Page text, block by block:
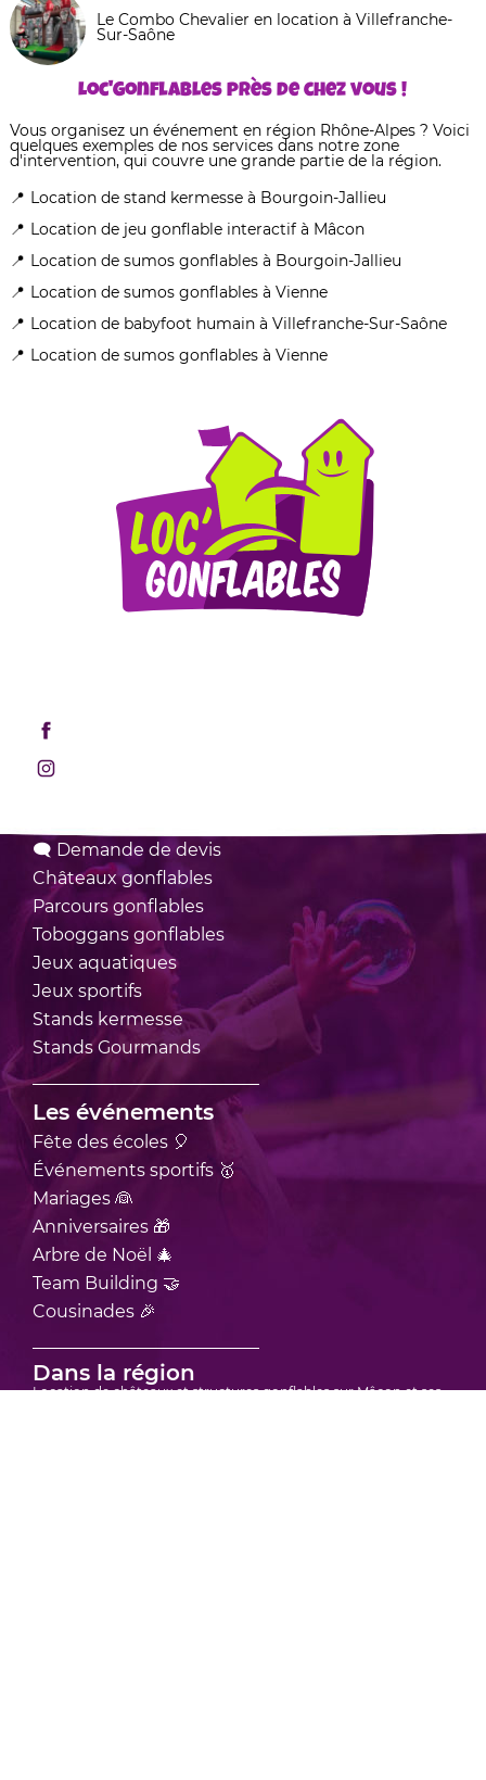
Le Combo Chevalier en location à Villefranche-
Sur-Saône
Loc'Gonflables près de chez vous !
Vous organisez un événement en région Rhône-Alpes ? Voici
quelques exemples de nos services dans notre zone
d'intervention, qui couvre une grande partie de la région.
Location de stand kermesse à Bourgoin-Jallieu
Location de jeu gonflable interactif à Mâcon
Location de sumos gonflables à Bourgoin-Jallieu
Location de sumos gonflables à Vienne
Location de babyfoot humain à Villefranche-Sur-Saône
Location de sumos gonflables à Vienne
🗨 Demande de devis
Châteauxgonflables
Parcours gonflables
Toboggans gonflables
Jeux aquatiques
Jeux sportifs
Stands kermesse
StandsGourmands
Les événements
Fête des écoles 🎈
Événements sportifs 🥇
Mariages 👰
Anniversaires 🎁
Arbre de Noël 🎄
Team Building 🤝
Cousinades 🎉
Dans la région
Location de châteaux et structures gonflables sur Mâcon et ses